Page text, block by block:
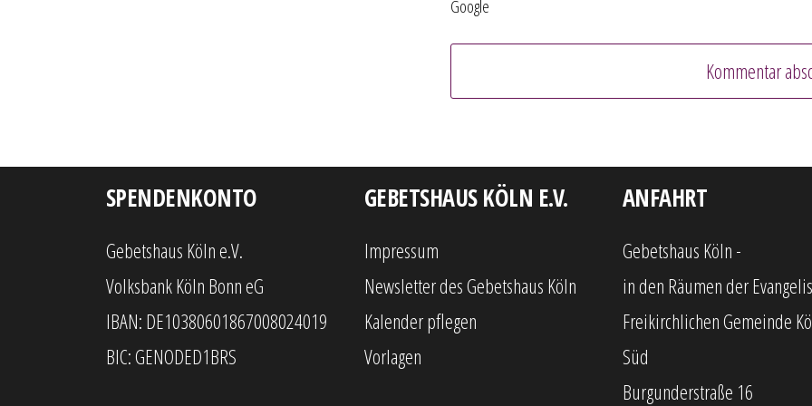
Google
SPENDENKONTO
Gebetshaus Köln e.V.
Volksbank Köln Bonn eG
IBAN: DE10380601867008024019
BIC: GENODED1BRS
GEBETSHAUS KÖLN E.V.
Impressum
Newsletter des Gebetshaus Köln
Kalender pflegen
Vorlagen
ANFAHRT
Gebetshaus Köln -
in den Räumen der
Freikirchlichen Gemeinde
Süd
Burgunderstraße 16